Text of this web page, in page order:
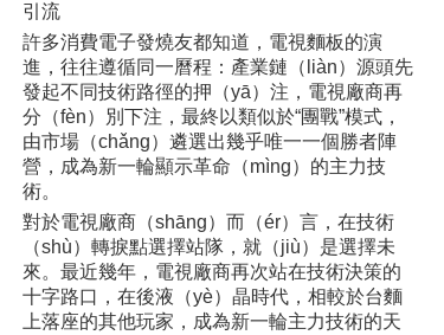
引流
許多消費電子發燒友都知道，電視麵板的演
進，往往遵循同一曆程：產業鏈（liàn）源頭先
發起不同技術路徑的押（yā）注，電視廠商再
分（fèn）別下注，最終以類似於“團戰”模式，
由市場（chǎng）遴選出幾乎唯一一個勝者陣
營，成為新一輪顯示革命（mìng）的主力技
術。
對於電視廠商（shāng）而（ér）言，在技術
（shù）轉捩點選擇站隊，就（jiù）是選擇未
來。最近幾年，電視廠商再次站在技術決策的
十字路口，在後液（yè）晶時代，相較於台麵
上落座的其他玩家，成為新一輪主力技術的天